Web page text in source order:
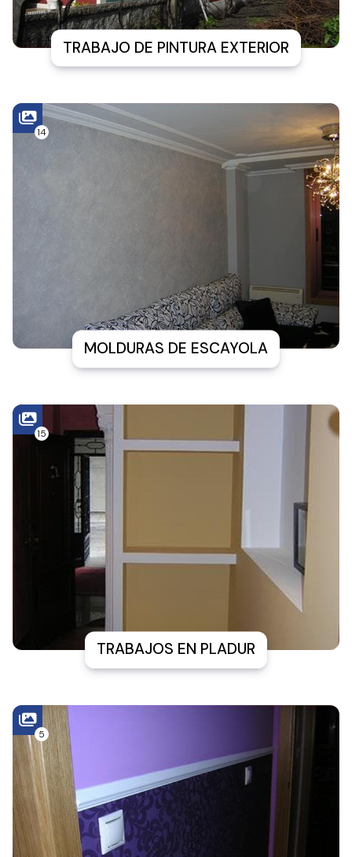
TRABAJO DE PINTURA EXTERIOR
MOLDURAS DE ESCAYOLA
14
TRABAJOS EN PLADUR
15
5